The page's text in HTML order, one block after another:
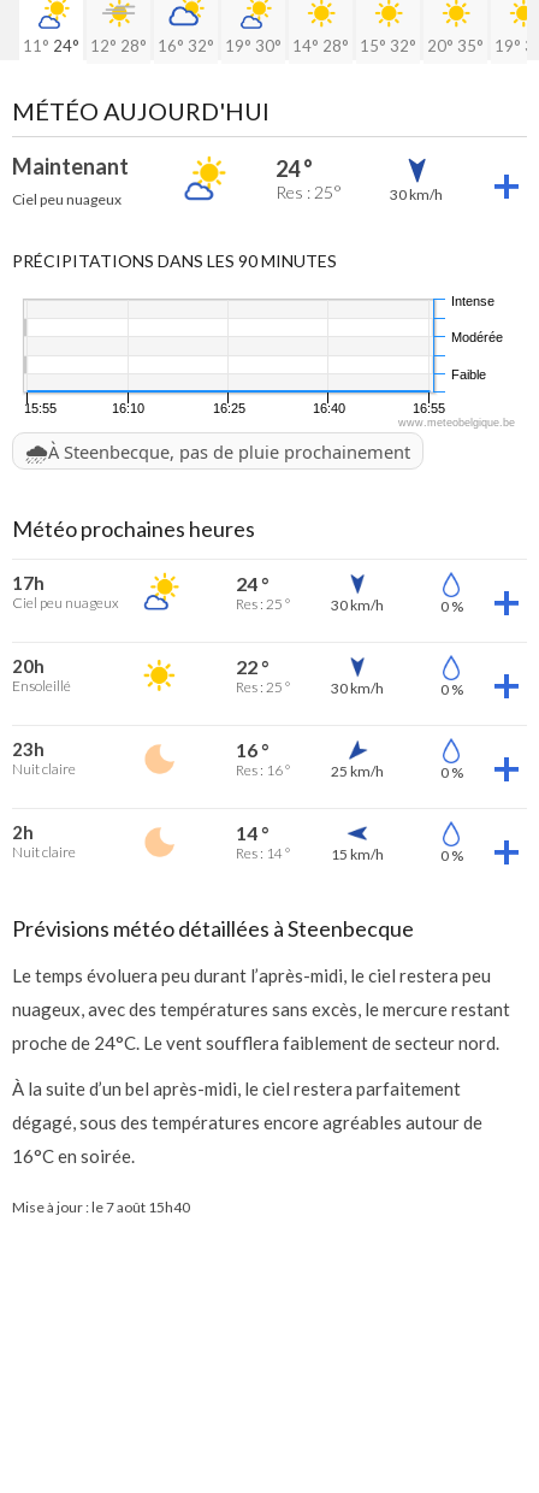
11° 24° 12° 28° 16° 32° 19° 30° 14° 28° 15° 32° 20° 35° 19°
MÉTÉO AUJOURD'HUI
Maintenant
Ciel peu nuageux
24 °
Res : 25° 30 km/h
PRÉCIPITATIONS DANS LES 90 MINUTES
15:55 16:10 16:25 16:40 16:55
Faible
Modérée
Intense
www.meteobelgique.be
🌧️À Steenbecque, pas de pluie prochainement
Météo prochaines heures
17h
Ciel peu nuageux
24 °
Res : 25 ° 30 km/h 0 %
20h
Ensoleillé
22 °
Res : 25 ° 30 km/h 0 %
23h
Nuit claire
16 °
Res : 16 ° 25 km/h 0 %
2h
Nuit claire
14 °
Res : 14 ° 15 km/h 0 %
Prévisions météo détaillées à Steenbecque
Le temps évoluera peu durant l’après-midi, le ciel restera peu
nuageux, avec des températures sans excès, le mercure restant
proche de 24°C. Le vent soufflera faiblement de secteur nord.
À la suite d’un bel après-midi, le ciel restera parfaitement
dégagé, sous des températures encore agréables autour de
16°C en soirée.
Mise à jour : le7 août 15h40